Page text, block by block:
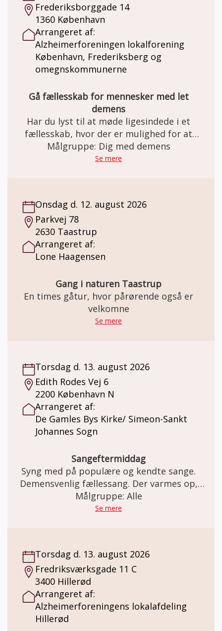
Frederiksborggade 14
1360 København
Arrangeret af:
Alzheimerforeningen lokalforening
København, Frederiksberg og
omegnskommunerne
Gå fællesskab for mennesker med let
demens
Har du lyst til at møde ligesindede i et
fællesskab, hvor der er mulighed for at
skabe netværk, nye relationer – og måske
endda venskaber? Gåturene er med til at
Målgruppe: Dig med demens
Se mere
Onsdag d. 12. august 2026
Parkvej 78
2630 Taastrup
Arrangeret af:
Lone Haagensen
Gang i naturen Taastrup
En times gåtur, hvor pårørende også er
velkomne
Se mere
Torsdag d. 13. august 2026
Edith Rodes Vej 6
2200 København N
Arrangeret af:
De Gamles Bys Kirke/ Simeon-Sankt
Johannes Sogn
Sangeftermiddag
Syng med på populære og kendte sange.
Demensvenlig fællessang. Der varmes op,
inden vi synger (om årstiderne, glæder,
sorger, naturen, og meget mere i selskab)
Målgruppe: Alle
Se mere
Torsdag d. 13. august 2026
Fredriksværksgade 11 C
3400 Hillerød
Arrangeret af:
Alzheimerforeningens lokalafdeling
Hillerød